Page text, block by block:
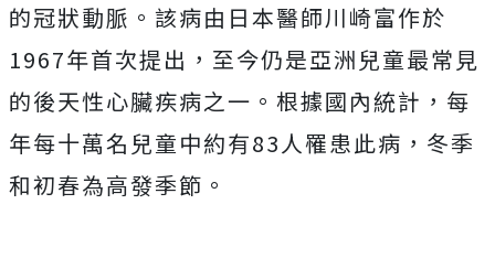
的冠狀動脈。該病由日本醫師川崎富作於
1967年首次提出，至今仍是亞洲兒童最常見
的後天性心臟疾病之一。根據國內統計，每
年每十萬名兒童中約有83人罹患此病，冬季
和初春為高發季節。